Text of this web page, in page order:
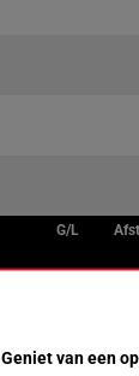
G/L
Geniet van een